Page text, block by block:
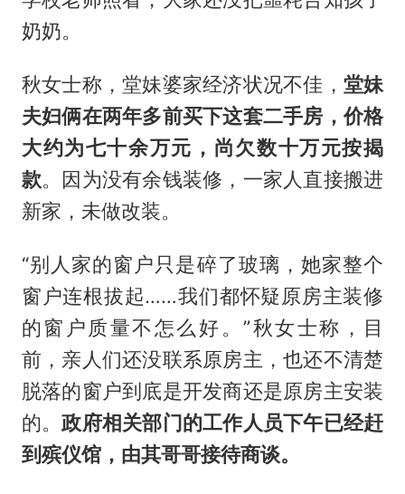
奶奶。
秋女士称，堂妹婆家经济状况不佳， 堂妹
夫妇俩在两年多前买下这套二手房，价格
大约为七十余万元，尚欠数十万元按揭
款。因为没有余钱装修，一家人直接搬进
新家，未做改装。
“别人家的窗户只是碎了玻璃，她家整个
窗户连根拔起……我们都怀疑原房主装修
的窗户质量不怎么好。”秋女士称，目
前，亲人们还没联系原房主，也还不清楚
脱落的窗户到底是开发商还是原房主安装
的。政府相关部门的工作人员下午已经赶
到殡仪馆，由其哥哥接待商谈。